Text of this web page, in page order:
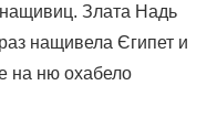
Злата Надь
нащивела Єгипет и
на ню охабело